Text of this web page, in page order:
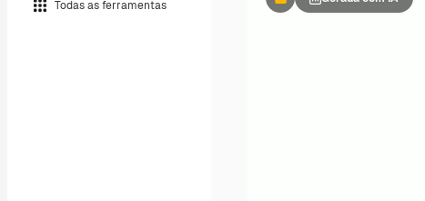
Todas as ferramentas Premium